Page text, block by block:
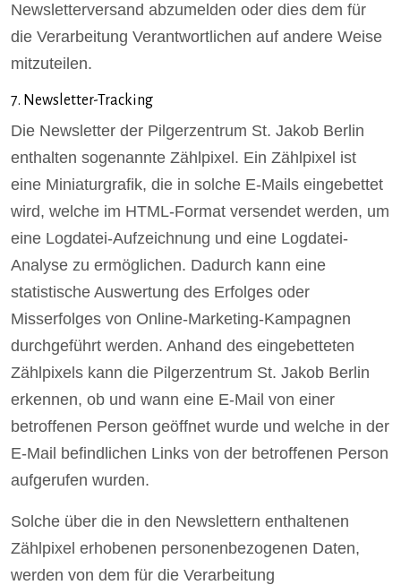
Newsletterversand abzumelden oder dies dem für
die Verarbeitung Verantwortlichen auf andere Weise
mitzuteilen.
7. Newsletter-Tracking
Die Newsletter der Pilgerzentrum St. Jakob Berlin
enthalten sogenannte Zählpixel. Ein Zählpixel ist
eine Miniaturgrafik, die in solche E-Mails eingebettet
wird, welche im HTML-Format versendet werden, um
eine Logdatei-Aufzeichnung und eine Logdatei-
Analyse zu ermöglichen. Dadurch kann eine
statistische Auswertung des Erfolges oder
Misserfolges von Online-Marketing-Kampagnen
durchgeführt werden. Anhand des eingebetteten
Zählpixels kann die Pilgerzentrum St. Jakob Berlin
erkennen, ob und wann eine E-Mail von einer
betroffenen Person geöffnet wurde und welche in der
E-Mail befindlichen Links von der betroffenen Person
aufgerufen wurden.
Solche über die in den Newslettern enthaltenen
Zählpixel erhobenen personenbezogenen Daten,
werden von dem für die Verarbeitung